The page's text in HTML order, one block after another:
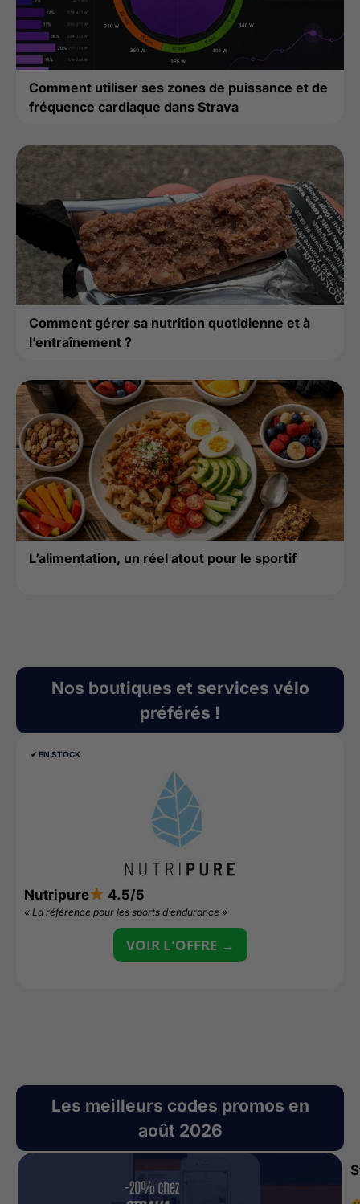
Comment utiliser ses zones de puissance et de
fréquence cardiaque dans Strava
Comment gérer sa nutrition quotidienne et à
l’entraînement ?
L’alimentation, un réel atout pour le sportif
Nos boutiques et services vélo
préférés !
✔︎ EN STOCK
Nutripure 4.5/5
« La référence pour les sports d’endurance »
VOIR L'OFFRE →
Les meilleurs codes promos en
août 2026